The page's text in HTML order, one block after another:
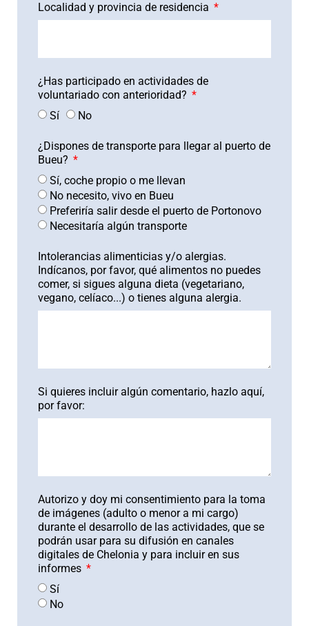
Localidad y provincia de residencia
¿Has participado en actividades de
voluntariado con anterioridad?
Sí
No
¿Dispones de transporte para llegar al puerto de
Bueu?
Sí, coche propio o me llevan
No necesito, vivo en Bueu
Preferiría salir desde el puerto de Portonovo
Necesitaría algún transporte
Intolerancias alimenticias y/o alergias.
Indícanos, por favor, qué alimentos no puedes
comer, si sigues alguna dieta (vegetariano,
vegano, celíaco...) o tienes alguna alergia.
Si quieres incluir algún comentario, hazlo aquí,
por favor:
Autorizo y doy mi consentimiento para la toma
de imágenes (adulto o menor a mi cargo)
durante el desarrollo de las actividades, que se
podrán usar para su difusión en canales
digitales de Chelonia y para incluir en sus
informes
Sí
No